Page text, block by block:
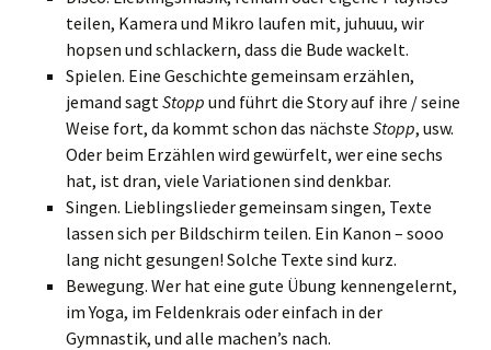
teilen, Kamera und Mikro laufen mit, juhuuu, wir
hopsen und schlackern, dass die Bude wackelt.
Spielen. Eine Geschichte gemeinsam erzählen,
jemand sagtStopp und führt die Story auf ihre / seine
Weise fort, da kommt schon das nächste Stopp, usw.
Oder beim Erzählen wird gewürfelt, wer eine sechs
hat, ist dran, viele Variationen sind denkbar.
Singen. Lieblingslieder gemeinsam singen, Texte
lassen sich per Bildschirm teilen. Ein Kanon – sooo
lang nicht gesungen! Solche Texte sind kurz.
Bewegung. Wer hat eine gute Übung kennengelernt,
im Yoga, im Feldenkrais oder einfach in der
Gymnastik, und alle machen’s nach.